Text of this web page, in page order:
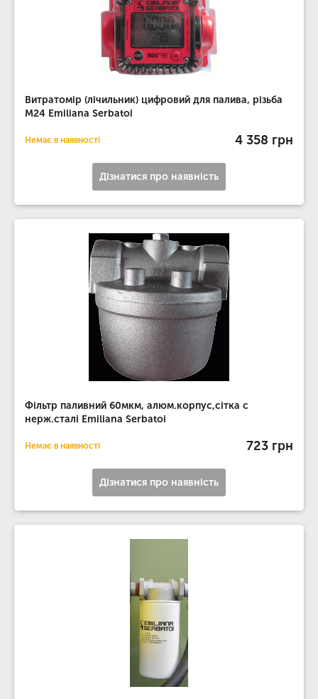
Витратомір (лічильник) цифровий для палива, різьба
М24 Emiliana Serbatoi
Немає в наявності 4 358 грн
Дізнатися про наявність
Фільтр паливний 60мкм, алюм.корпус,сітка с
нерж.сталі Emiliana Serbatoi
Немає в наявності 723 грн
Дізнатися про наявність